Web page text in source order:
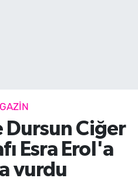
Dursun Ciğer
Esra Erol'a
vurdu